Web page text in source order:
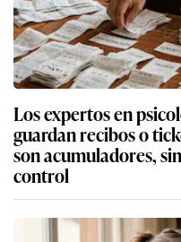
Los expertos en
guardan recibos o
son acumuladores,
control